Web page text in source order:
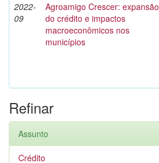
2022-
09
Agroamigo Crescer: expansão
do crédito e impactos
macroeconômicos nos
municípios
Refinar
Assunto
Crédito